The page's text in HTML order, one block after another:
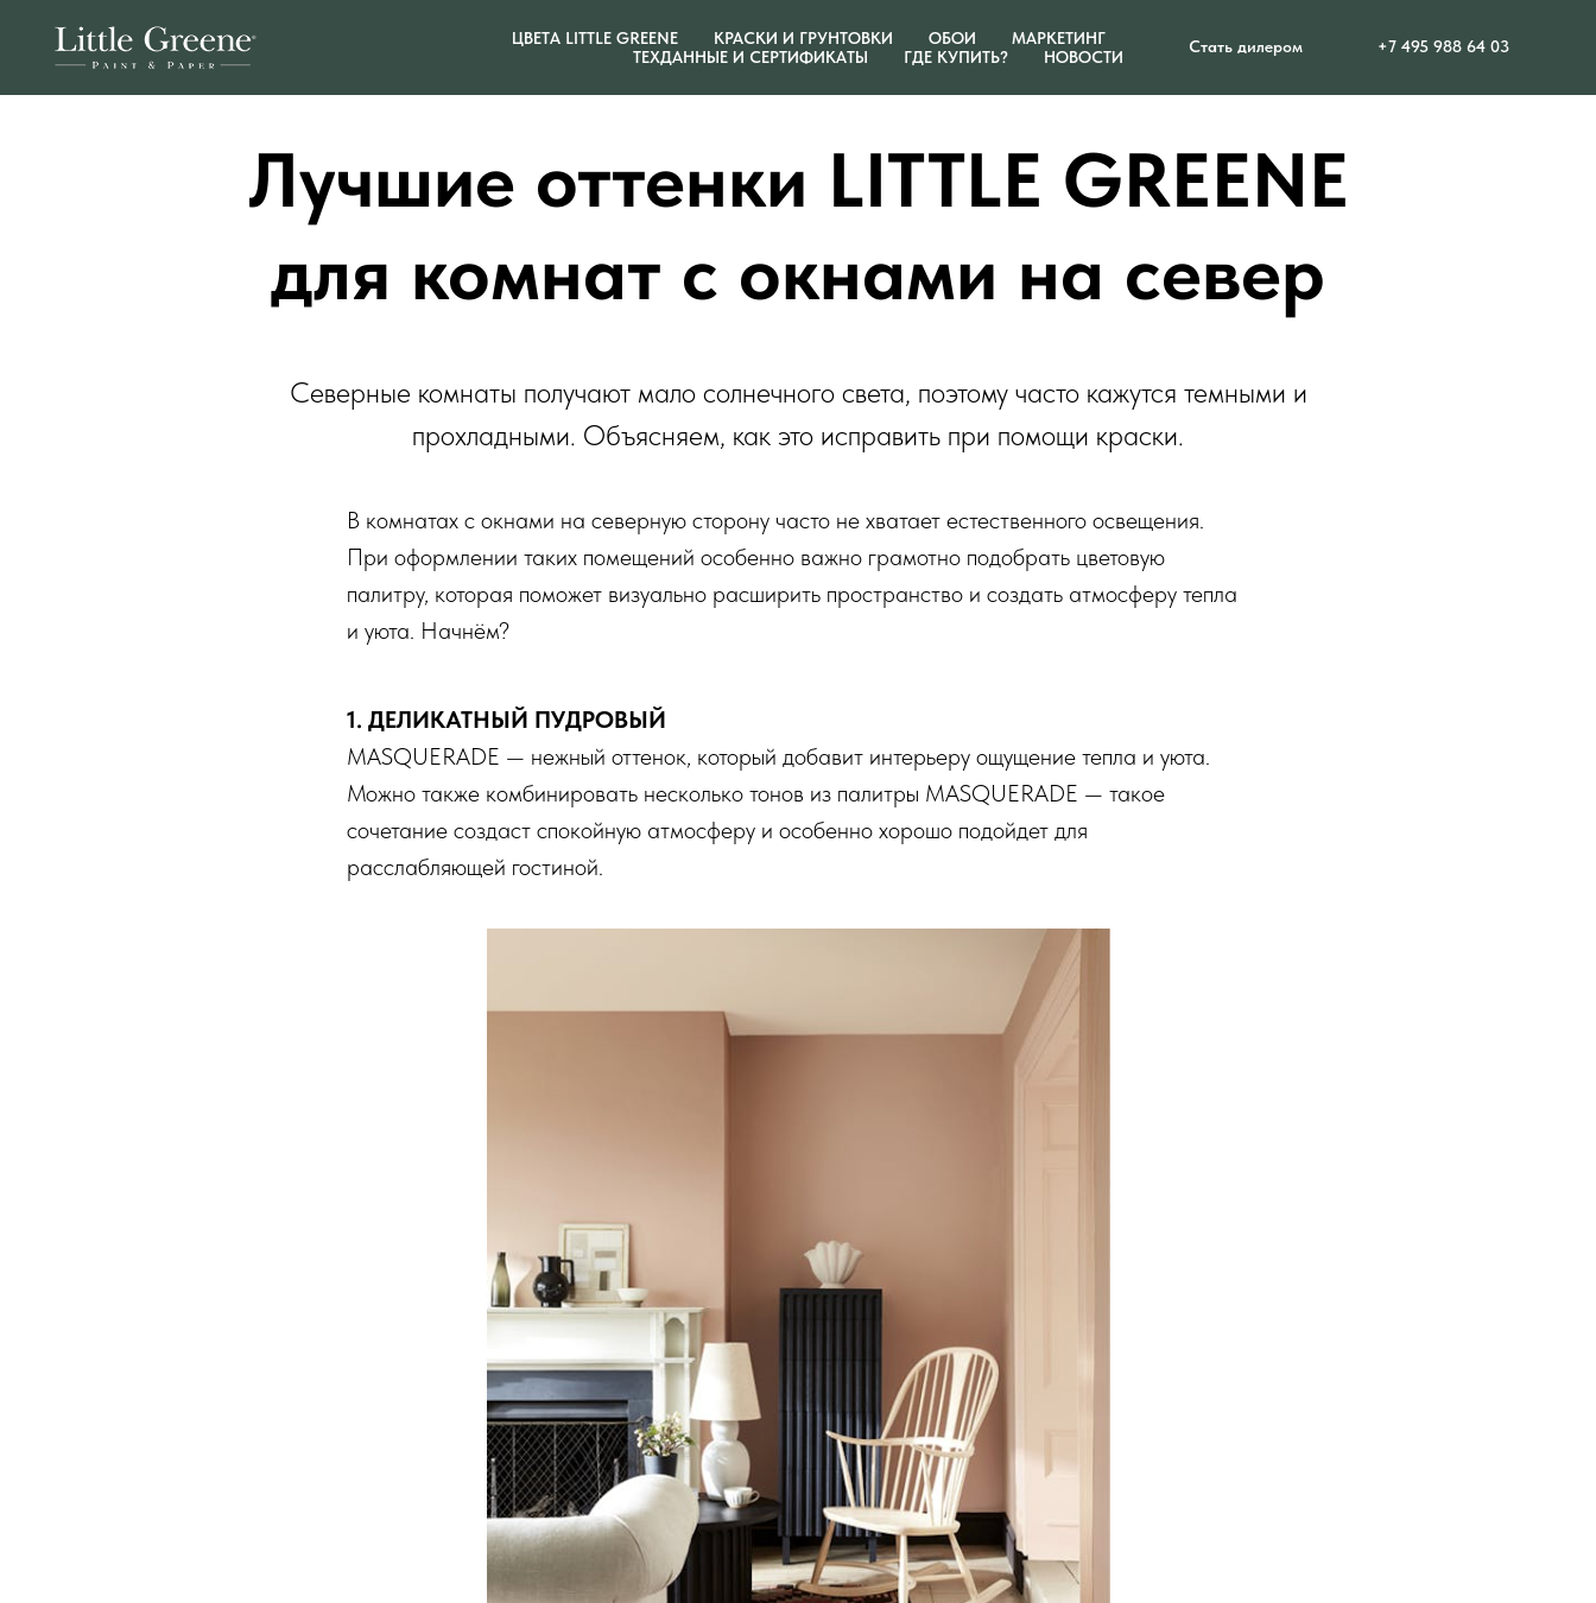
ЦВЕТА LITTLE GREENE КРАСКИ И ГРУНТОВКИ ОБОИ
МАРКЕТИНГ
ТЕХДАННЫЕ И СЕРТИФИКАТЫ
ГДЕ КУПИТЬ? НОВОСТИ
Стать дилером +7 495 988 64 03
Лучшие оттенки LITTLE GREENE
для комнат с окнами на север
Северные комнаты получают мало солнечного света, поэтому часто кажутся темными и
прохладными. Объясняем, как это исправить при помощи краски.
В комнатах с окнами на северную сторону часто не хватает естественного освещения.
При оформлении таких помещений особенно важно грамотно подобрать цветовую
палитру, которая поможет визуально расширить пространство и создать атмосферу тепла
и уюта. Начнём?
1. ДЕЛИКАТНЫЙ ПУДРОВЫЙ
MASQUERADE — нежный оттенок, который добавит интерьеру ощущение тепла и уюта.
Можно также комбинировать несколько тонов из палитры MASQUERADE — такое
сочетание создаст спокойную атмосферу и особенно хорошо подойдет для
расслабляющей гостиной.